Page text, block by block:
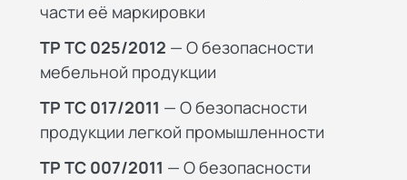
части её маркировки
ТР ТС 025/2012 — О безопасности
мебельной продукции
ТР ТС 017/2011 — О безопасности
продукции легкой промышленности
ТР ТС 007/2011 — О безопасности